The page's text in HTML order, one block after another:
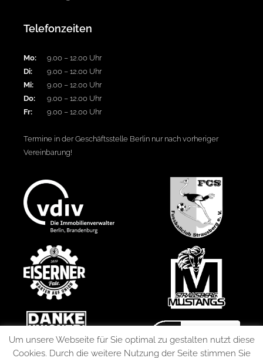
Telefonzeiten
Mo:
9.00 – 12.00 Uhr
Di:
9.00 – 12.00 Uhr
Mi:
9.00 – 12.00 Uhr
Do:
9.00 – 12.00 Uhr
Fr:
9.00 – 12.00 Uhr
Termine in der Geschäftsstelle Berlin nur nach vorheriger
Vereinbarung!
Um unsere Webseite für Sie optimal zu gestalten nutzt diese
Cookies. Durch die weitere Nutzung der Seite stimmen Sie